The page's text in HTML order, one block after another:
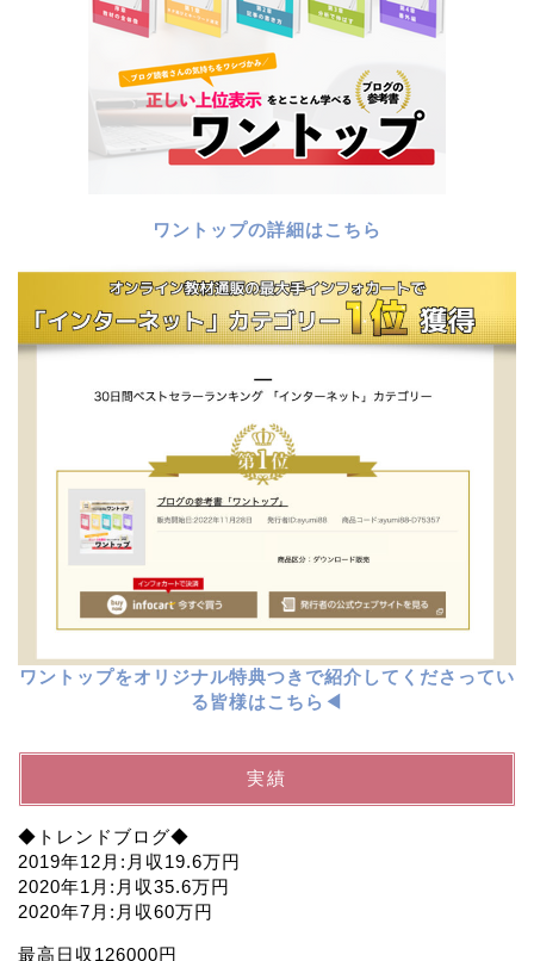
ワントップの詳細はこちら
ワントップをオリジナル特典つきで紹介してくださってい
る皆様はこちら◀︎
実績
◆トレンドブログ◆
2019年12月:月収19.6万円
2020年1月:月収35.6万円
2020年7月:月収60万円
最高日収126000円